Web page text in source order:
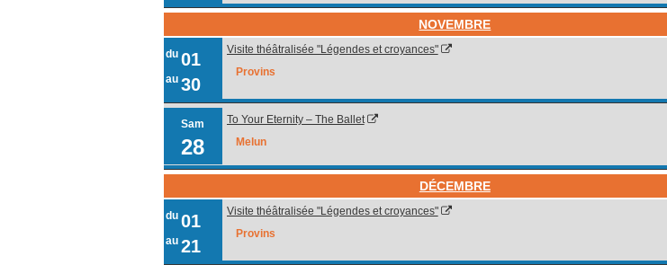
NOVEMBRE
du 01
au 30
Visite théâtralisée "Légendes et croyances"
Provins
Sam
28
To Your Eternity – The Ballet
Melun
DÉCEMBRE
du 01
au 21
Visite théâtralisée "Légendes et croyances"
Provins